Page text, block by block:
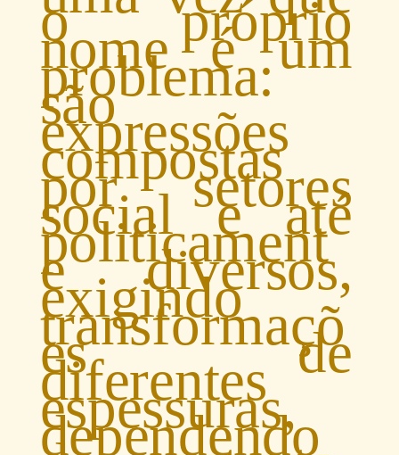
o próprio
nome é um
problema:
são
expressões
compostas
por setores
social e até
politicament
e diversos,
exigindo
transformaçõ
es de
diferentes
espessuras,
dependendo